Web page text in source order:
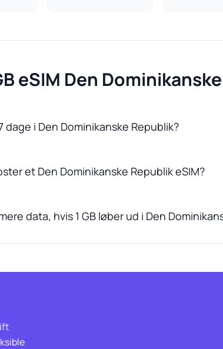
eSIM Den
dage i Den Dominikanske Republik?
et Den Dominikanske Republik eSIM?
data, hvis 1 GB løber ud i Den